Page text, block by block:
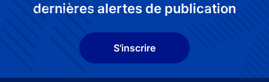
dernières alertes de publication
S'inscrire